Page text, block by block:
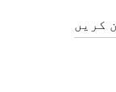
کریں